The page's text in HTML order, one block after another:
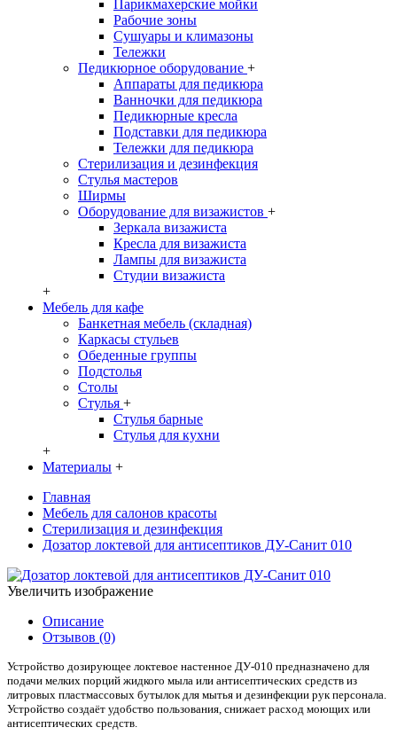
Парикмахерские мойки
Рабочие зоны
Сушуары и климазоны
Тележки
Педикюрное оборудование +
Аппараты для педикюра
Ванночки для педикюра
Педикюрные кресла
Подставки для педикюра
Тележки для педикюра
Стерилизация и дезинфекция
Стулья мастеров
Ширмы
Оборудование для визажистов +
Зеркала визажиста
Кресла для визажиста
Лампы для визажиста
Студии визажиста
+
Мебель для кафе
Банкетная мебель (складная)
Каркасы стульев
Обеденные группы
Подстолья
Столы
Стулья +
Стулья барные
Стулья для кухни
+
Материалы +
Главная
Мебель для салонов красоты
Стерилизация и дезинфекция
Дозатор локтевой для антисептиков ДУ-Санит 010
Увеличить изображение
Описание
Отзывов (0)
Устройство дозирующее локтевое настенное ДУ-010 предназначено для
подачи мелких порций жидкого мыла или антисептических средств из
литровых пластмассовых бутылок для мытья и дезинфекции рук персонала.
Устройство создаёт удобство пользования, снижает расход моющих или
антисептических средств.